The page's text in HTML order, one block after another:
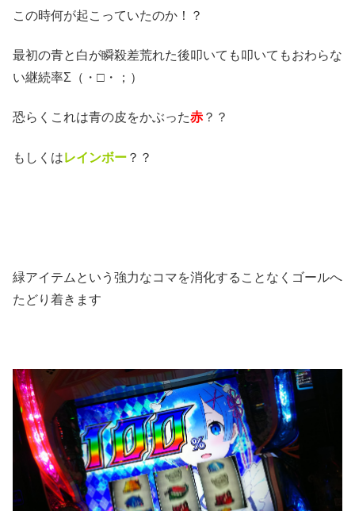
この時何が起こっていたのか！？
最初の青と白が瞬殺差荒れた後叩いても叩いてもおわらな
い継続率Σ（・□・；）
恐らくこれは青の皮をかぶった赤 ？？
もしくはレインボー ？？
緑アイテムという強力なコマを消化することなくゴールへ
たどり着きます